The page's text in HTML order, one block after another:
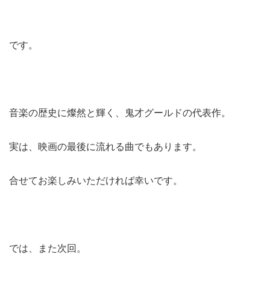
です。
音楽の歴史に燦然と輝く、鬼才グールドの代表作。
実は、映画の最後に流れる曲でもあります。
合せてお楽しみいただければ幸いです。
では、また次回。